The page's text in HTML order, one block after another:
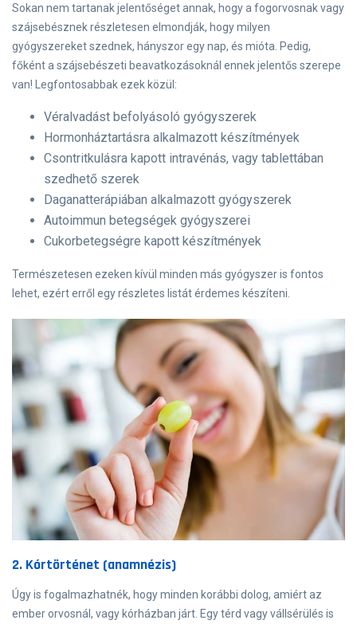
Sokan nem tartanak jelentőséget annak, hogy a fogorvosnak vagy
szájsebésznek részletesen elmondják, hogy milyen
gyógyszereket szednek, hányszor egy nap, és mióta. Pedig,
főként a szájsebészeti beavatkozásoknál ennek jelentős szerepe
van! Legfontosabbak ezek közül:
Véralvadást befolyásoló gyógyszerek
Hormonháztartásra alkalmazott készítmények
Csontritkulásra kapott intravénás, vagy tablettában
szedhető szerek
Daganatterápiában alkalmazott gyógyszerek
Autoimmun betegségek gyógyszerei
Cukorbetegségre kapott készítmények
Természetesen ezeken kívül minden más gyógyszer is fontos
lehet, ezért erről egy részletes listát érdemes készíteni.
2. Kórtörténet (anamnézis)
Úgy is fogalmazhatnék, hogy minden korábbi dolog, amiért az
ember orvosnál, vagy kórházban járt. Egy térd vagy vállsérülés is